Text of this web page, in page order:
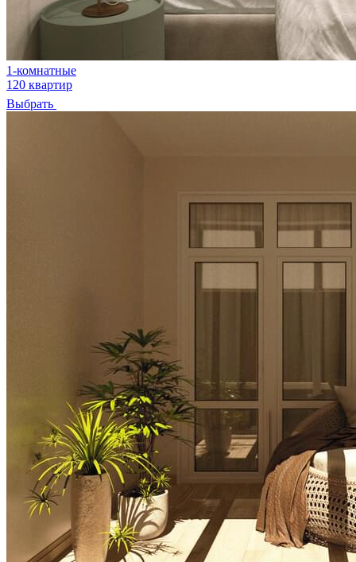
1-комнатные
120 квартир
Выбрать